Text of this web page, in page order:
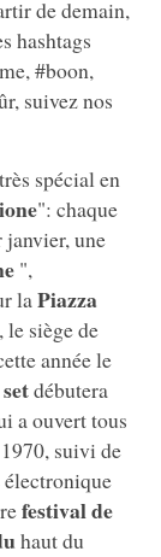
de demain,
hashtags
#boon,
suivez nos
spécial en
": chaque
janvier, une
",
la Piazza
le siège de
année le
débutera
a ouvert tous
suivi de
électronique
festival de
haut du